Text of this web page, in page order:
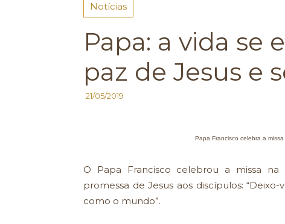
Notícias
Papa: a vida se
paz de Jesus e
21/05/2019
Papa Francisco celebra a
O Papa Francisco celebrou a missa
promessa de Jesus aos discípulos:
como o mundo”.